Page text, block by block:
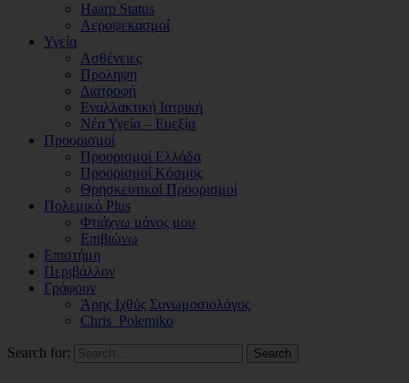
Haarp Status
Αεροψεκασμοί
Υγεία
Ασθένειες
Προληψη
Διατροφή
Εναλλακτική Ιατρική
Νέα Υγεία – Ευεξία
Προορισμοί
Προορισμοί Ελλάδα
Προορισμοί Κόσμος
Θρησκευτικοί Προορισμοί
Πολεμικό Plus
Φτιάχνω μόνος μου
Επιβιώνω
Επιστήμη
Περιβάλλον
Γράφουν
Άρης Ιχθύς Συνωμοσιολόγος
Chris_Polemiko
Search for: Search